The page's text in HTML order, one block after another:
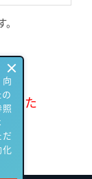
した